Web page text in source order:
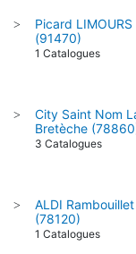
>
Picard LIMOURS
(91470)
1 Catalogues
>
City Saint Nom
Bretèche
3 Catalogues
>
ALDI Rambouillet
(78120)
1 Catalogues